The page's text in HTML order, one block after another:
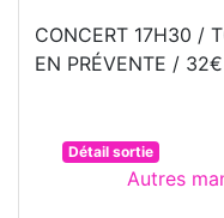
CONCERT 17H30 /
EN PRÉVENTE /
Détail sortie
Autres